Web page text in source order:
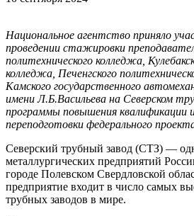
Национальное агентство приняло
проведении стажировки
политехнического колледжа,
колледжа, Печенгского
Камского государственного
имени Л.Б.Васильева на Северском
программы повышения квалификации
переподготовки федерального
Северский трубный завод (СТЗ) ―
металлургических предприятий
городе Полевском Свердловской
предприятие входит в число самых
трубных заводов в мире.